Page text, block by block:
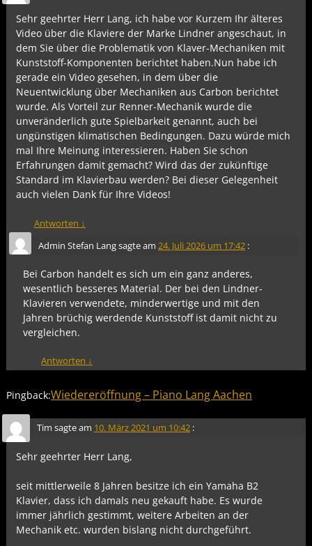
Sehr geehrter Herr Lang, ich habe vor Kurzem Ihr älteres
Video über die Klaviere der Marke Lindner angeschaut, in
dem Sie über die Problematik von Klaver-Mechaniken mit
Kunststoff-Komponenten berichtet haben.Nun habe ich
gerade ein Video gesehen, in dem über die
Neuentwicklung über Mechaniken aus Carbon berichtet
wurde. Als Vorteil zur Renner-Mechanik wurde die
unveränderlich gute Spielbarkeit genannt, auch bei
ungünstigen klimatischen Bedingungen. Dazu würde mich
mal Ihre Meinung interessieren. Haben Sie schon
Erfahrungen damit gemacht? Wird das der zukünftige
Standard im Klavierbau werden? Bei dieser Gelegenheit
auch vielen Dank für Ihre Videos!
Antworten ↓
Admin Stefan Langsagte am 24. Juli 2026 um 17:42 :
Bei Carbon handelt es sich um ein ganz anderes,
wesentlich besseres Material. Der bei den Lindner-
Klavieren verwendete, minderwertige und mit den
Jahren brüchig werdende Kunststoff ist damit nicht zu
vergleichen.
Antworten ↓
Pingback:Wiedereröffnung – Piano Lang Aachen
Tim sagte am 10. März 2021 um 10:42 :
Sehr geehrter Herr Lang,
seit mittlerweile 8 Jahren besitze ich ein Yamaha B2
Klavier, dass ich damals neu gekauft habe. Es wurde
immer jährlich gestimmt, weitere Arbeiten an der
Mechanik etc. wurden bislang nicht durchgeführt.